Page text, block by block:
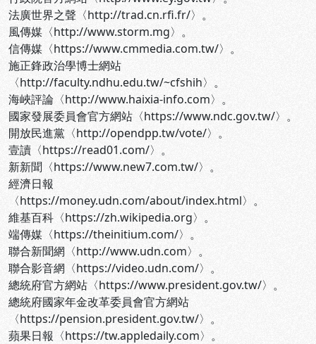
法廣世界之聲〈http://trad.cn.rfi.fr/〉。
風傳媒〈http://www.storm.mg〉。
信傳媒〈https://www.cmmedia.com.tw/〉。
施正鋒政治學博士網站
〈http://faculty.ndhu.edu.tw/~cfshih〉。
海峽評論〈http://www.haixia-info.com〉。
國家發展委員會官方網站〈https://www.ndc.gov.tw/〉。
開放民進黨〈http://opendpp.tw/vote/〉。
壹讀〈https://read01.com/〉。
新新聞〈https://www.new7.com.tw/〉。
經濟日報
〈https://money.udn.com/about/index.html〉。
維基百科〈https://zh.wikipedia.org〉。
端傳媒〈https://theinitium.com/〉。
聯合新聞網〈http://www.udn.com〉。
聯合影音網〈https://video.udn.com/〉。
總統府官方網站〈https://www.president.gov.tw/〉。
總統府國家年金改革委員會官方網站
〈https://pension.president.gov.tw/〉。
蘋果日報〈https://tw.appledaily.com〉。